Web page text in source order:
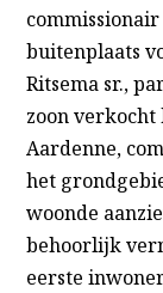
buitenplaats
Ritsema sr.,
zoon verkocht
Aardenne,
het
woonde
behoorlijk
eerste